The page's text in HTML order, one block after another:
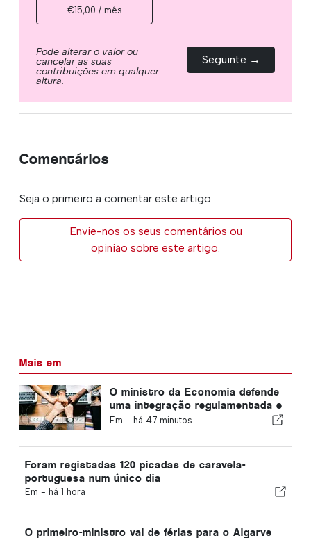
€15,00 / mês
Pode alterar o valor ou
cancelar as suas
contribuições em qualquer
altura.
Seguinte →
Comentários
Seja o primeiro a comentar este artigo
Envie-nos os seus comentários ou
opinião sobre este artigo.
Mais em
O ministro da Economia defende
uma integração regulamentada e
garante um canal acelerado para
Em - há 47 minutos
Foram registadas 120 picadas de caravela-
portuguesa num único dia
Em - há 1 hora
O primeiro-ministro vai de férias para o Algarve